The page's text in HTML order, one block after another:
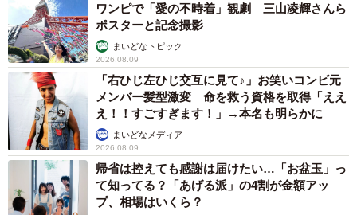
ワンピで「愛の不時着」観劇 三山凌輝さんら
ポスターと記念撮影
まいどなトピック
2026.08.09
「右ひじ左ひじ交互に見て♪」お笑いコンビ元
メンバー髪型激変 命を救う資格を取得「ええ
え！！すごすぎます！」→本名も明らかに
まいどなメディア
2026.08.09
帰省は控えても感謝は届けたい…「お盆玉」っ
て知ってる？「あげる派」の4割が金額アッ
プ、相場はいくら？